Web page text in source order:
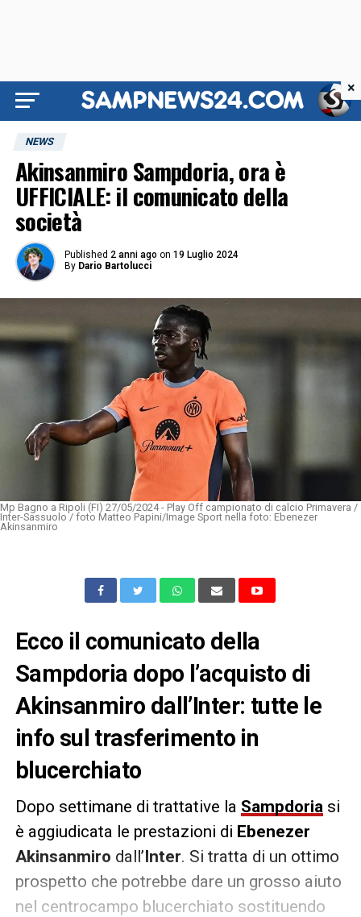
NEWS
Akinsanmiro Sampdoria, ora è
UFFICIALE: il comunicato della
società
Published 2 anni ago on 19 Luglio 2024
By Dario Bartolucci
Mp Bagno a Ripoli (FI) 27/05/2024 - Play Off campionato di calcio Primavera /
Inter-Sassuolo / foto Matteo Papini/Image Sport nella foto: Ebenezer
Akinsanmiro
Ecco il comunicato della
Sampdoria dopo l’acquisto di
Akinsanmiro dall’Inter: tutte le
info sul trasferimento in
blucerchiato
Dopo settimane di trattative la Sampdoriasi
è aggiudicata le prestazioni di Ebenezer
Akinsanmiro dall’Inter. Si tratta di un ottimo
prospetto che potrebbe dare un grosso aiuto
nel centrocampo blucerchiato sostituendo
×